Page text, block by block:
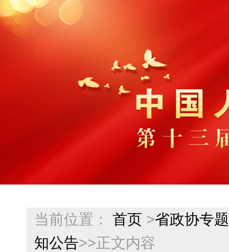
当前位置： 首页 >省政协专题
知公告>>正文内容